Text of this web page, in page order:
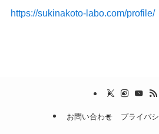
https://sukinakoto-labo.com/profile/
お問い合わせ プライバ